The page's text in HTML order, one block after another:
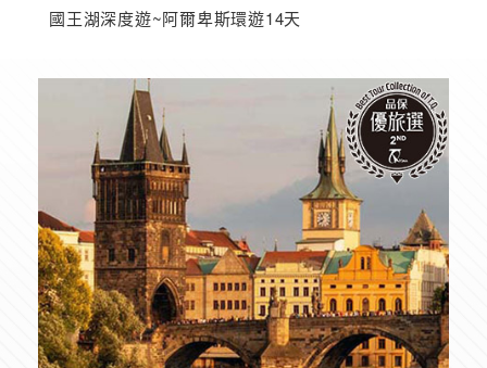
國王湖深度遊~阿爾卑斯環遊14天